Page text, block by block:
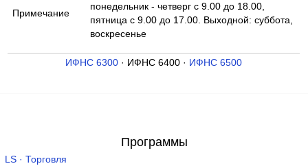
Примечание
понедельник - четверг с 9.00 до 18.00,
пятница с 9.00 до 17.00. Выходной: суббота,
воскресенье
ИФНС 6300 · ИФНС 6400 · ИФНС 6500
Программы
LS · Торговля